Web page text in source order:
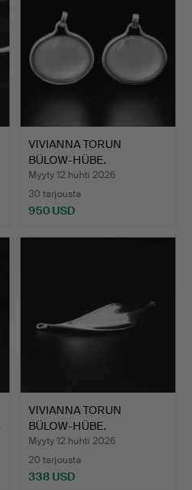
VIVIANNA TORUN
BÜLOW-HÜBE.
KORVAKORUT, ”Pä…
Myyty 12 huhti 2026
30 tarjousta
950 USD
VIVIANNA TORUN
BÜLOW-HÜBE.
RINTANEULA, nr …
Myyty 12 huhti 2026
20 tarjousta
338 USD